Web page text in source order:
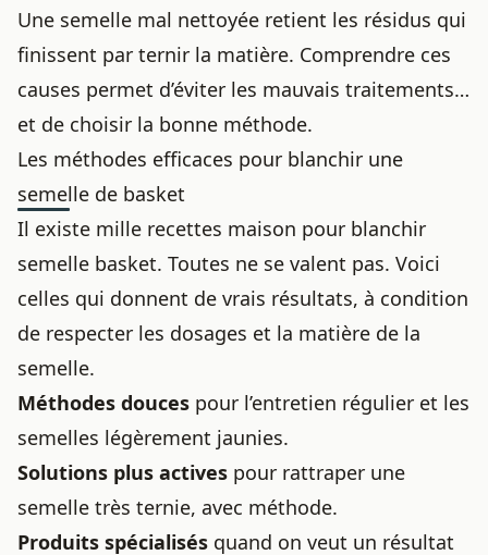
Une semelle mal nettoyée retient les résidus qui
finissent par ternir la matière. Comprendre ces
causes permet d’éviter les mauvais traitements…
et de choisir la bonne méthode.
Les méthodes efficaces pour blanchir une
semelle de basket
Il existe mille recettes maison pour blanchir
semelle basket. Toutes ne se valent pas. Voici
celles qui donnent de vrais résultats, à condition
de respecter les dosages et la matière de la
semelle.
Méthodes douces pour l’entretien régulier et les
semelles légèrement jaunies.
Solutions plus actives pour rattraper une
semelle très ternie, avec méthode.
Produits spécialisés quand on veut un résultat